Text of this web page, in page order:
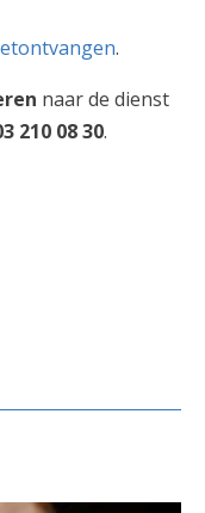
.
naar de dienst
210 08 30.